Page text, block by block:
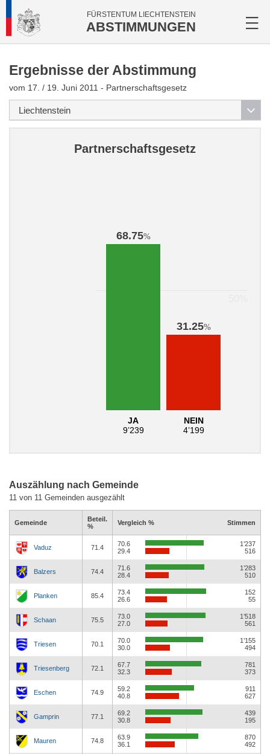
FÜRSTENTUM LIECHTENSTEIN
ABSTIMMUNGEN
Ergebnisse der Abstimmung
vom 17. / 19. Juni 2011 - Partnerschaftsgesetz
Partnerschaftsgesetz
68.75%
JA
9’239
31.25%
NEIN
4’199
Auszählung nach Gemeinde
11 von 11 Gemeinden ausgezählt
Gemeinde
Beteil.
%
Vergleich % Stimmen
Vaduz 71.4
70.6
29.4
1’237
516
Balzers 74.4
71.6
28.4
1’283
510
Planken 85.4
73.4
26.6
152
55
Schaan 75.5
73.0
27.0
1’518
561
Triesen 70.1
70.0
30.0
1’155
494
Triesenberg 72.1
67.7
32.3
781
373
Eschen 74.9
59.2
40.8
911
627
Gamprin 77.1
69.2
30.8
439
195
Mauren 74.8
63.9
36.1
870
492